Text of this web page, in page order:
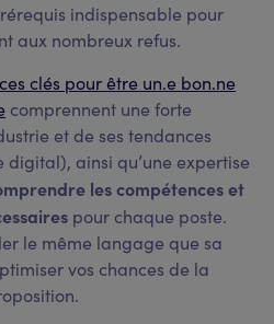
indispensable pour
aux nombreux refus.
clés pour être un.e bon.ne
comprennent une forte
et de ses tendances
digital), ainsi qu’une expertise
les compétences et
pour chaque poste.
le même langage que sa
vos chances de la